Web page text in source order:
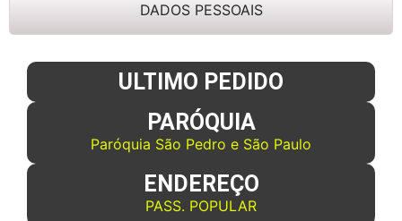
DADOS PESSOAIS
ULTIMO PEDIDO
PARÓQUIA
Paróquia São Pedro e São Paulo
ENDEREÇO
PASS. POPULAR